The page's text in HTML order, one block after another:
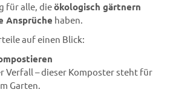
für alle, dieökologisch gärtnern
Ansprüche haben.
auf einen Blick:
Verfall – dieser Komposter steht für
Garten.